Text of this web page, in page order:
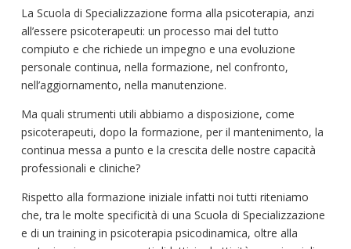
La Scuola di Specializzazione forma alla psicoterapia, anzi
all’essere psicoterapeuti: un processo mai del tutto
compiuto e che richiede un impegno e una evoluzione
personale continua, nella formazione, nel confronto,
nell’aggiornamento, nella manutenzione.
Ma quali strumenti utili abbiamo a disposizione, come
psicoterapeuti, dopo la formazione, per il mantenimento, la
continua messa a punto e la crescita delle nostre capacità
professionali e cliniche?
Rispetto alla formazione iniziale infatti noi tutti riteniamo
che, tra le molte specificità di una Scuola di Specializzazione
e di un training in psicoterapia psicodinamica, oltre alla